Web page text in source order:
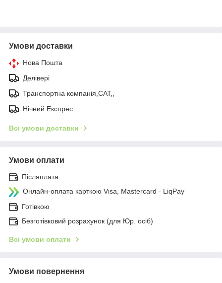
Умови доставки
Нова Пошта
Делівері
Транспортна компанія,САТ,,
Нічний Експрес
Всі умови доставки
Умови оплати
Післяплата
Онлайн-оплата карткою Visa, Mastercard - LiqPay
Готівкою
Безготівковий розрахунок (для Юр. осіб)
Всі умови оплати
Умови повернення